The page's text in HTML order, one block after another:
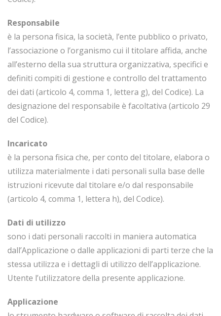
Responsabile
è la persona fisica, la società, l’ente pubblico o privato,
l’associazione o l’organismo cui il titolare affida, anche
all’esterno della sua struttura organizzativa, specifici e
definiti compiti di gestione e controllo del trattamento
dei dati (articolo 4, comma 1, lettera g), del Codice). La
designazione del responsabile è facoltativa (articolo 29
del Codice).
Incaricato
è la persona fisica che, per conto del titolare, elabora o
utilizza materialmente i dati personali sulla base delle
istruzioni ricevute dal titolare e/o dal responsabile
(articolo 4, comma 1, lettera h), del Codice).
Dati di utilizzo
sono i dati personali raccolti in maniera automatica
dall’Applicazione o dalle applicazioni di parti terze che la
stessa utilizza e i dettagli di utilizzo dell’applicazione.
Utente l’utilizzatore della presente applicazione.
Applicazione